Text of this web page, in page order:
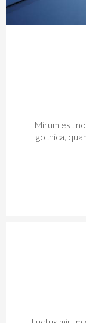
Mirum est
gothica,